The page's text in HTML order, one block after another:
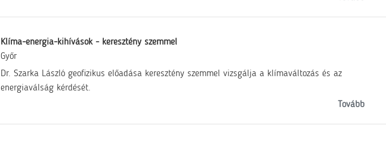
Klíma-energia-kihívások - keresztény szemmel
Győr
Dr. Szarka László geofizikus előadása keresztény szemmel vizsgálja a klímaváltozás és az
energiaválság kérdését.
Tovább